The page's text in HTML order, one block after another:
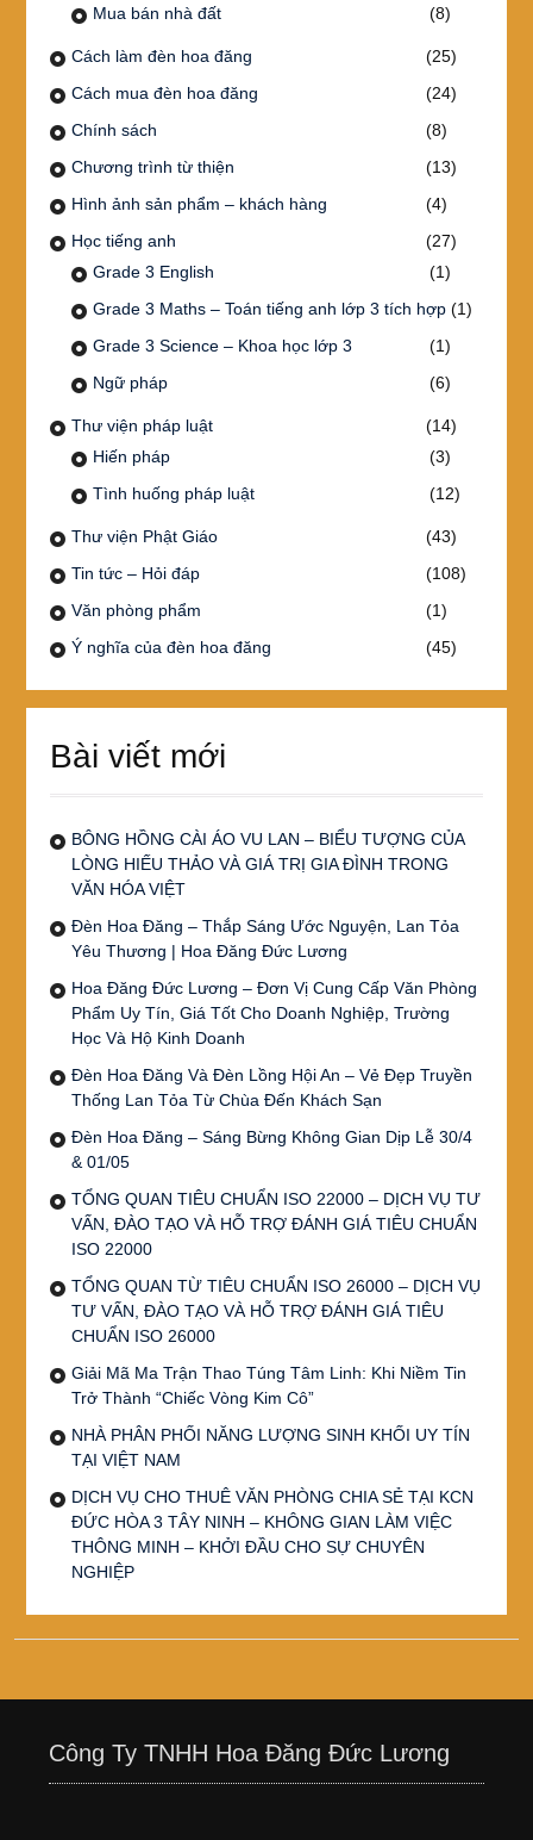
Mua bán nhà đất (8)
Cách làm đèn hoa đăng
(25)
Cách mua đèn hoa đăng
(24)
Chính sách
(8)
Chương trình từ thiện
(13)
Hình ảnh sản phẩm – khách hàng
(4)
Học tiếng anh
(27)
Grade 3 English
(1)
Grade 3 Maths – Toán tiếng anh lớp 3 tích hợp(1)
Grade 3 Science – Khoa học lớp 3
(1)
Ngữ pháp
(6)
Thư viện pháp luật
(14)
Hiến pháp
(3)
Tình huống pháp luật
(12)
Thư viện Phật Giáo
(43)
Tin tức – Hỏi đáp
(108)
Văn phòng phẩm
(1)
Ý nghĩa của đèn hoa đăng
(45)
Bài viết mới
BÔNG HỒNG CÀI ÁO VU LAN – BIỂU TƯỢNG CỦA
LÒNG HIẾU THẢO VÀ GIÁ TRỊ GIA ĐÌNH TRONG
VĂN HÓA VIỆT
Đèn Hoa Đăng – Thắp Sáng Ước Nguyện, Lan Tỏa
Yêu Thương | Hoa Đăng Đức Lương
Hoa Đăng Đức Lương – Đơn Vị Cung Cấp Văn Phòng
Phẩm Uy Tín, Giá Tốt Cho Doanh Nghiệp, Trường
Học Và Hộ Kinh Doanh
Đèn Hoa Đăng Và Đèn Lồng Hội An – Vẻ Đẹp Truyền
Thống Lan Tỏa Từ Chùa Đến Khách Sạn
Đèn Hoa Đăng – Sáng Bừng Không Gian Dịp Lễ 30/4
& 01/05
TỔNG QUAN TIÊU CHUẨN ISO 22000 – DỊCH VỤ TƯ
VẤN, ĐÀO TẠO VÀ HỖ TRỢ ĐÁNH GIÁ TIÊU CHUẨN
ISO 22000
TỔNG QUAN TỪ TIÊU CHUẨN ISO 26000 – DỊCH VỤ
TƯ VẤN, ĐÀO TẠO VÀ HỖ TRỢ ĐÁNH GIÁ TIÊU
CHUẨN ISO 26000
Giải Mã Ma Trận Thao Túng Tâm Linh: Khi Niềm Tin
Trở Thành “Chiếc Vòng Kim Cô”
NHÀ PHÂN PHỐI NĂNG LƯỢNG SINH KHỐI UY TÍN
TẠI VIỆT NAM
DỊCH VỤ CHO THUÊ VĂN PHÒNG CHIA SẺ TẠI KCN
ĐỨC HÒA 3 TÂY NINH – KHÔNG GIAN LÀM VIỆC
THÔNG MINH – KHỞI ĐẦU CHO SỰ CHUYÊN
NGHIỆP
Công Ty TNHH Hoa Đăng Đức Lương